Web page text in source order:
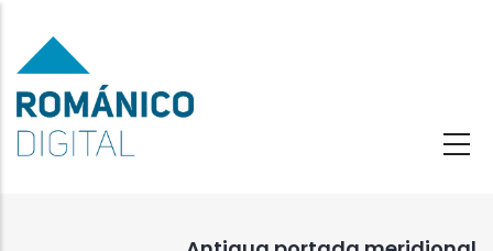
contenido
principal